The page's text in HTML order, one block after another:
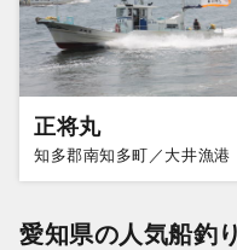
正将丸
知多郡南知多町／大井漁港
愛知県の人気船釣